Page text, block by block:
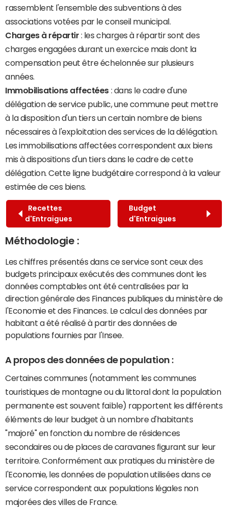
rassemblent l'ensemble des subventions à des
associations votées par le conseil municipal.
Charges à répartir : les charges à répartir sont des
charges engagées durant un exercice mais dont la
compensation peut être échelonnée sur plusieurs
années.
Immobilisations affectées : dans le cadre d'une
délégation de service public, une commune peut mettre
à la disposition d'un tiers un certain nombre de biens
nécessaires à l'exploitation des services de la délégation.
Les immobilisations affectées correspondent aux biens
mis à dispositions d'un tiers dans le cadre de cette
délégation. Cette ligne budgétaire correspond à la valeur
estimée de ces biens.
Recettes
d'Entraigues
Budget
d'Entraigues
Méthodologie :
Les chiffres présentés dans ce service sont ceux des
budgets principaux exécutés des communes dont les
données comptables ont été centralisées par la
direction générale des Finances publiques du ministère de
l'Economie et des Finances. Le calcul des données par
habitant a été réalisé à partir des données de
populations fournies par l'Insee.
A propos des données de population :
Certaines communes (notamment les communes
touristiques de montagne ou du littoral dont la population
permanente est souvent faible) rapportent les différents
éléments de leur budget à un nombre d'habitants
"majoré" en fonction du nombre de résidences
secondaires ou de places de caravanes figurant sur leur
territoire. Conformément aux pratiques du ministère de
l'Economie, les données de population utilisées dans ce
service correspondent aux populations légales non
majorées des villes de France.